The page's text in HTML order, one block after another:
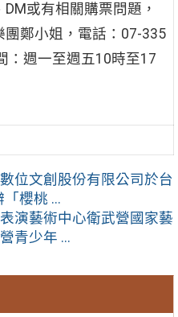
或有相關購票問題，
團鄭小姐，電話：07-335
：週一至週五10時至17
位文創股份有限公司於台
櫻桃 ...
演藝術中心衛武營國家藝
青少年 ...